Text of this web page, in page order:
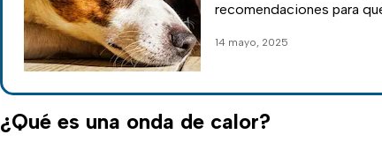
recomendaciones para
14 mayo, 2025
¿Qué es una onda de calor?